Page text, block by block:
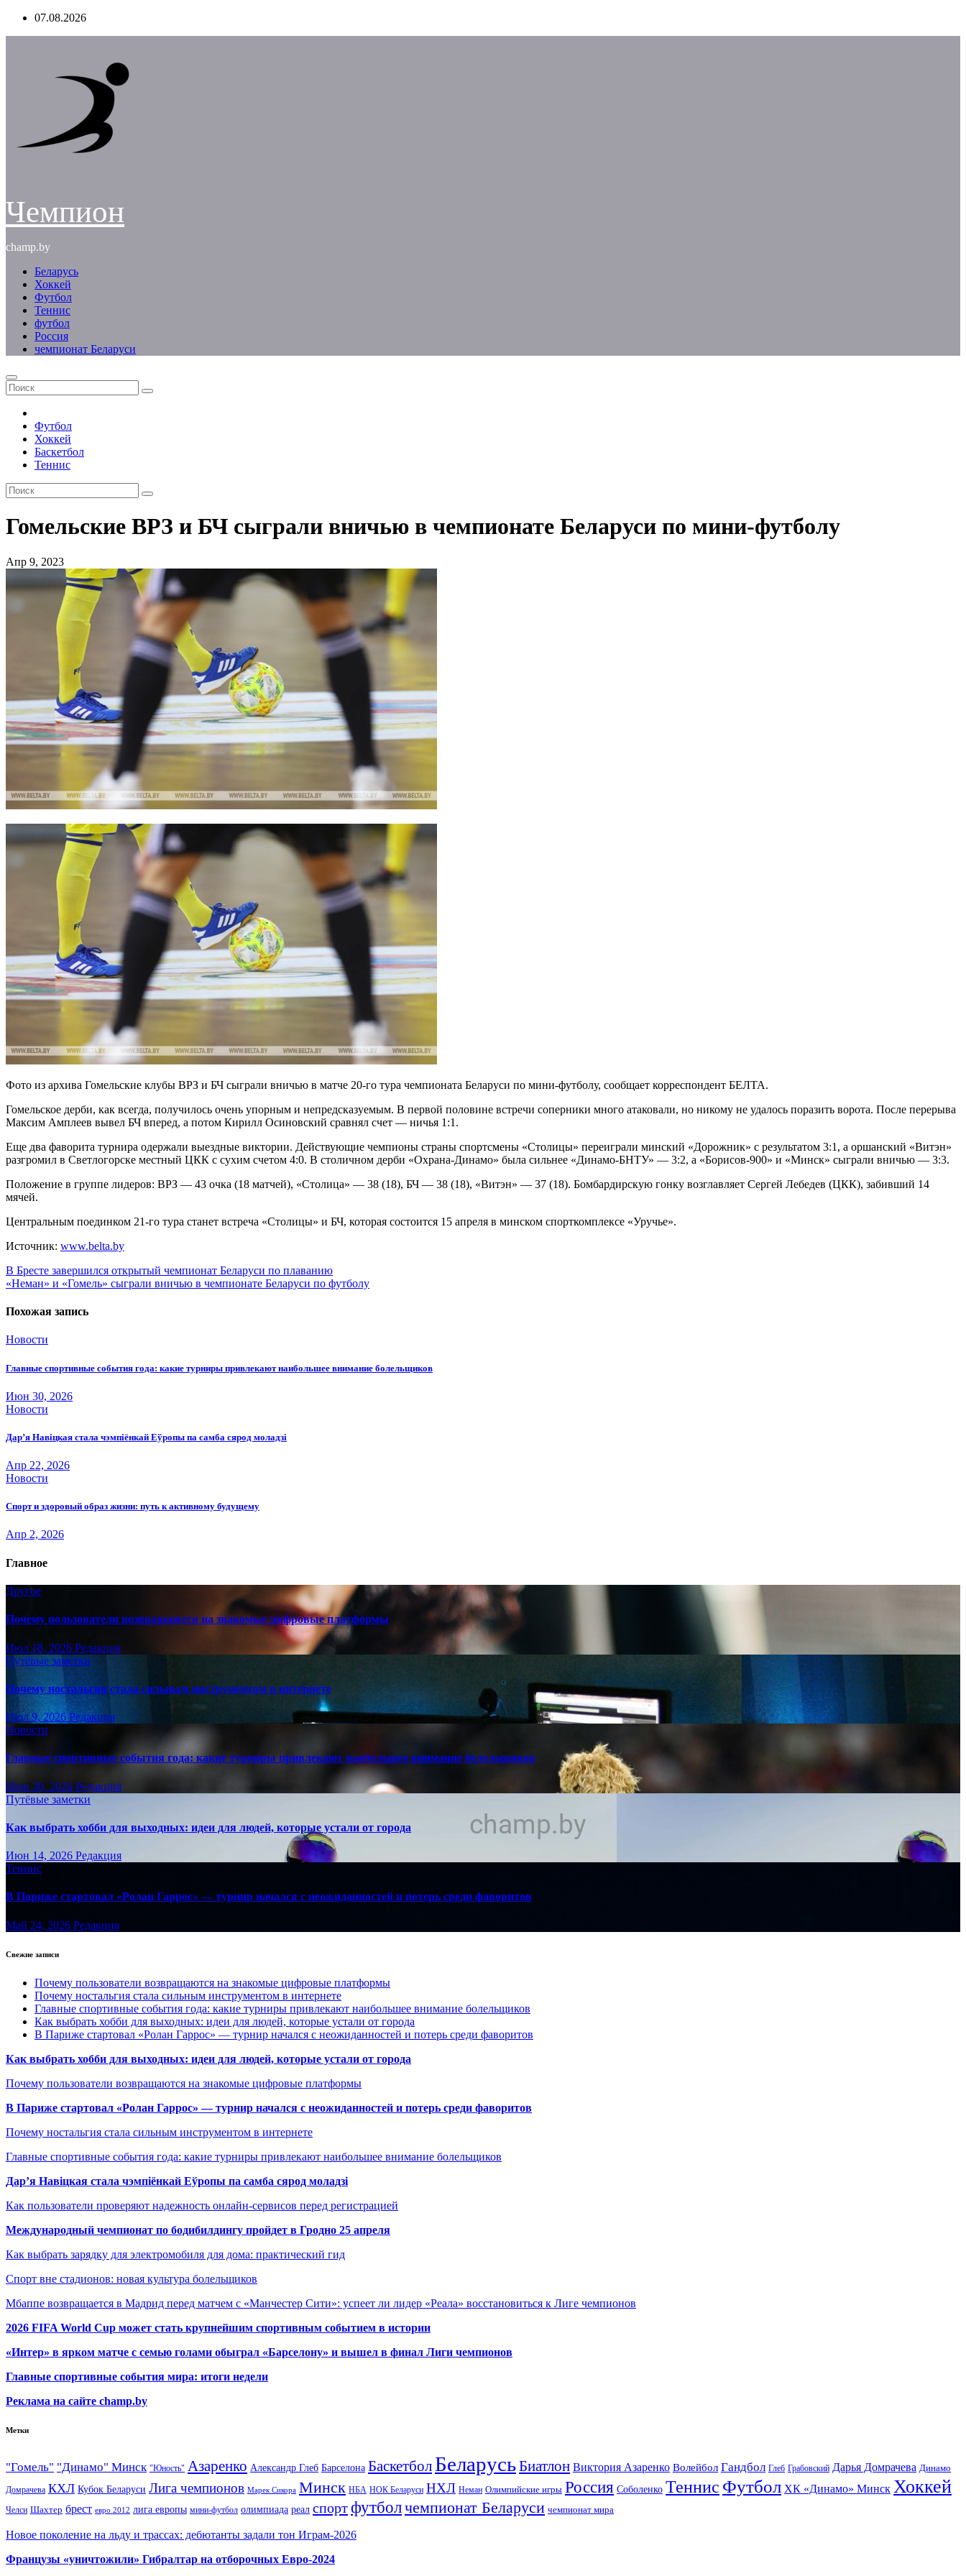
Перейти07.08.2026
Чемпион
champ.by
Беларусь
Хоккей
Футбол
Теннис
футбол
Россия
чемпионат Беларуси
Футбол
Хоккей
Баскетбол
Теннис
Гомельские ВРЗ и БЧ сыграли вничью в чемпионате Беларуси по мини-футболу
Апр 9, 2023
Фото из архива Гомельские клубы ВРЗ и БЧ сыграли вничью в матче 20-го тура чемпионата Беларуси по мини-футболу, сообщает корреспондент БЕЛТА.
Гомельское дерби, как всегда, получилось очень упорным и непредсказуемым. В первой половине встречи соперники много атаковали, но никому не удалось поразить ворота. После перерыва
Максим Амплеев вывел БЧ вперед, а потом Кирилл Осиновский сравнял счет — ничья 1:1.
Еще два фаворита турнира одержали выездные виктории. Действующие чемпионы страны спортсмены «Столицы» переиграли минский «Дорожник» с результатом 3:1, а оршанский «Витэн»
разгромил в Светлогорске местный ЦКК с сухим счетом 4:0. В столичном дерби «Охрана-Динамо» была сильнее «Динамо-БНТУ» — 3:2, а «Борисов-900» и «Минск» сыграли вничью — 3:3.
Положение в группе лидеров: ВРЗ — 43 очка (18 матчей), «Столица» — 38 (18), БЧ — 38 (18), «Витэн» — 37 (18). Бомбардирскую гонку возглавляет Сергей Лебедев (ЦКК), забивший 14
мячей.
Центральным поединком 21-го тура станет встреча «Столицы» и БЧ, которая состоится 15 апреля в минском спорткомплексе «Уручье».
Источник: www.belta.by
Навигация
по
записям
В Бресте завершился открытый чемпионат Беларуси по плаванию
«Неман» и «Гомель» сыграли вничью в чемпионате Беларуси по футболу
Похожая запись
Новости
Главные спортивные события года: какие турниры привлекают наибольшее внимание болельщиков
Июн 30, 2026
Новости
Дар’я Навіцкая стала чэмпіёнкай Еўропы па самба сярод моладзі
Апр 22, 2026
Новости
Спорт и здоровый образ жизни: путь к активному будущему
Апр 2, 2026
Главное
Другое
Почему пользователи возвращаются на знакомые цифровые платформы
Июл 18, 2026 Редакция
Путёвые заметки
Почему ностальгия стала сильным инструментом в интернете
Июл 9, 2026 Редакция
Новости
Главные спортивные события года: какие турниры привлекают наибольшее внимание болельщиков
Июн 30, 2026 Редакция
Путёвые заметки
Как выбрать хобби для выходных: идеи для людей, которые устали от города
Июн 14, 2026 Редакция
Теннис
В Париже стартовал «Ролан Гаррос» — турнир начался с неожиданностей и потерь среди фаворитов
Май 24, 2026 Редакция
Свежие записи
Почему пользователи возвращаются на знакомые цифровые платформы
Почему ностальгия стала сильным инструментом в интернете
Главные спортивные события года: какие турниры привлекают наибольшее внимание болельщиков
Как выбрать хобби для выходных: идеи для людей, которые устали от города
В Париже стартовал «Ролан Гаррос» — турнир начался с неожиданностей и потерь среди фаворитов
Как выбрать хобби для выходных: идеи для людей, которые устали от города
Почему пользователи возвращаются на знакомые цифровые платформы
В Париже стартовал «Ролан Гаррос» — турнир начался с неожиданностей и потерь среди фаворитов
Почему ностальгия стала сильным инструментом в интернете
Главные спортивные события года: какие турниры привлекают наибольшее внимание болельщиков
Дар’я Навіцкая стала чэмпіёнкай Еўропы па самба сярод моладзі
Как пользователи проверяют надежность онлайн-сервисов перед регистрацией
Международный чемпионат по бодибилдингу пройдет в Гродно 25 апреля
Как выбрать зарядку для электромобиля для дома: практический гид
Спорт вне стадионов: новая культура болельщиков
Мбаппе возвращается в Мадрид перед матчем с «Манчестер Сити»: успеет ли лидер «Реала» восстановиться к Лиге чемпионов
2026 FIFA World Cup может стать крупнейшим спортивным событием в истории
«Интер» в ярком матче с семью голами обыграл «Барселону» и вышел в финал Лиги чемпионов
Главные спортивные события мира: итоги недели
Реклама на сайте champ.by
Метки
"Гомель" "Динамо" Минск "Юность" Азаренко Александр Глеб Барселона Баскетбол БеларусьБиатлон Виктория Азаренко Волейбол Гандбол Глеб Грабовский Дарья Домрачева Динамо
Домрачева КХЛ Кубок Беларуси Лига чемпионов Марек Сикора Минск НБА НОК Беларуси НХЛ Неман Олимпийские игры Россия Соболенко Теннис Футбол ХК «Динамо» Минск Хоккей
Челси Шахтер брест евро 2012 лига европы мини-футбол олимпиада реал спортфутболчемпионат Беларуси чемпионат мира
Новое поколение на льду и трассах: дебютанты задали тон Играм-2026
Французы «уничтожили» Гибралтар на отборочных Евро-2024